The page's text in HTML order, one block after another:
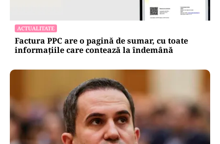
Spionaj pentru Rusia: o româncă de 45 de ani,
arestată în Germania. Misiunea ar fi vizat un
asasinat